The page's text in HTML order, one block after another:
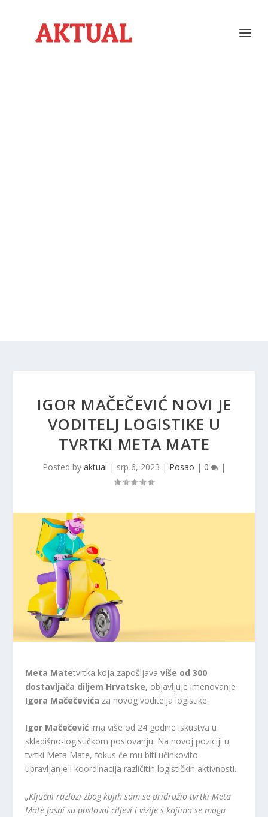
IGOR MAČEČEVIĆ NOVI JE
VODITELJ LOGISTIKE U
TVRTKI META MATE
Posted by aktual | srp 6, 2023 | Posao | 0 |
Meta Matetvrtka koja zapošljavaviše od 300
dostavljača diljem Hrvatske, objavljuje imenovanje
Igora Mačečevića za novog voditelja logistike.
Igor Mačečević ima više od 24 godine iskustva u
skladišno-logističkom poslovanju. Na novoj poziciji u
tvrtki Meta Mate, fokus će mu biti učinkovito
upravljanje i koordinacija različitih logističkih aktivnosti.
„Ključni razlozi zbog kojih sam se pridružio tvrtki Meta
Mate jasni su poslovni ciljevi i vizije s kojima se mogu